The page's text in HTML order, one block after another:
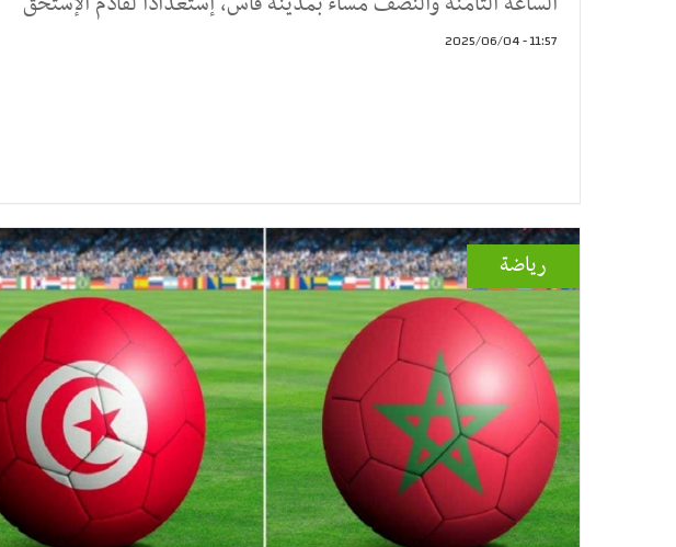
11:57 - 2025/06/04
رياضة